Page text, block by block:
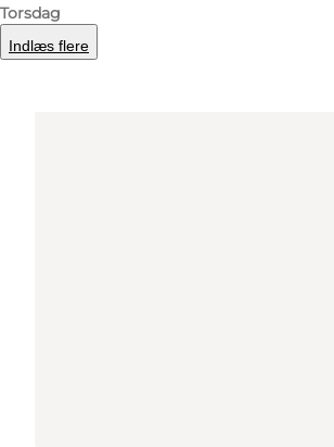
Torsdag
Indlæs flere